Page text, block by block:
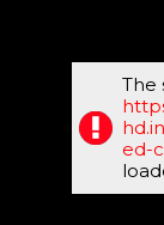
The
ed-